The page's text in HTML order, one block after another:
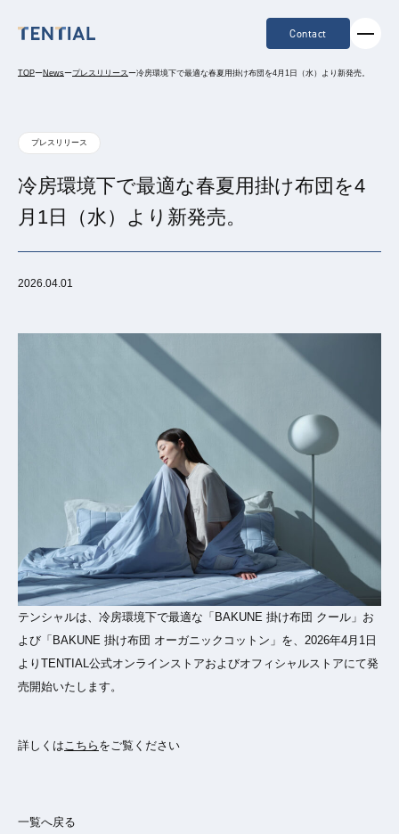
Contact
TOPーNewsープレスリリースー冷房環境下で最適な春夏用掛け布団を4月1日（水）より新発売。
プレスリリース
冷房環境下で最適な春夏用掛け布団を4
月1日（水）より新発売。
2026.04.01
テンシャルは、冷房環境下で最適な「BAKUNE 掛け布団 クール」お
よび「BAKUNE 掛け布団 オーガニックコットン」を、2026年4月1日
よりTENTIAL公式オンラインストアおよびオフィシャルストアにて発
売開始いたします。
詳しくはこちら をご覧ください
一覧へ戻る